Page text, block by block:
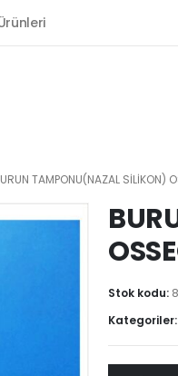
TAMPONU(NAZAL SİLİKON)
Stok kodu:
Kategoriler: